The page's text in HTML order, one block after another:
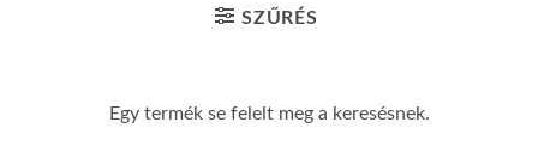
SZŰRÉS
Egy termék se felelt meg a keresésnek.